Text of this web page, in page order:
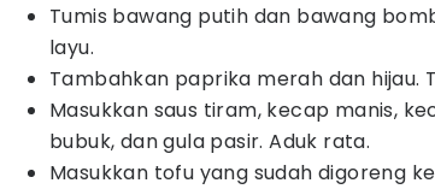
Tumis bawang putih dan bawang
layu.
Tambahkan paprika merah dan hijau.
Masukkan saus tiram, kecap manis,
bubuk, dan gula pasir. Aduk rata.
Masukkan tofu yang sudah digoreng